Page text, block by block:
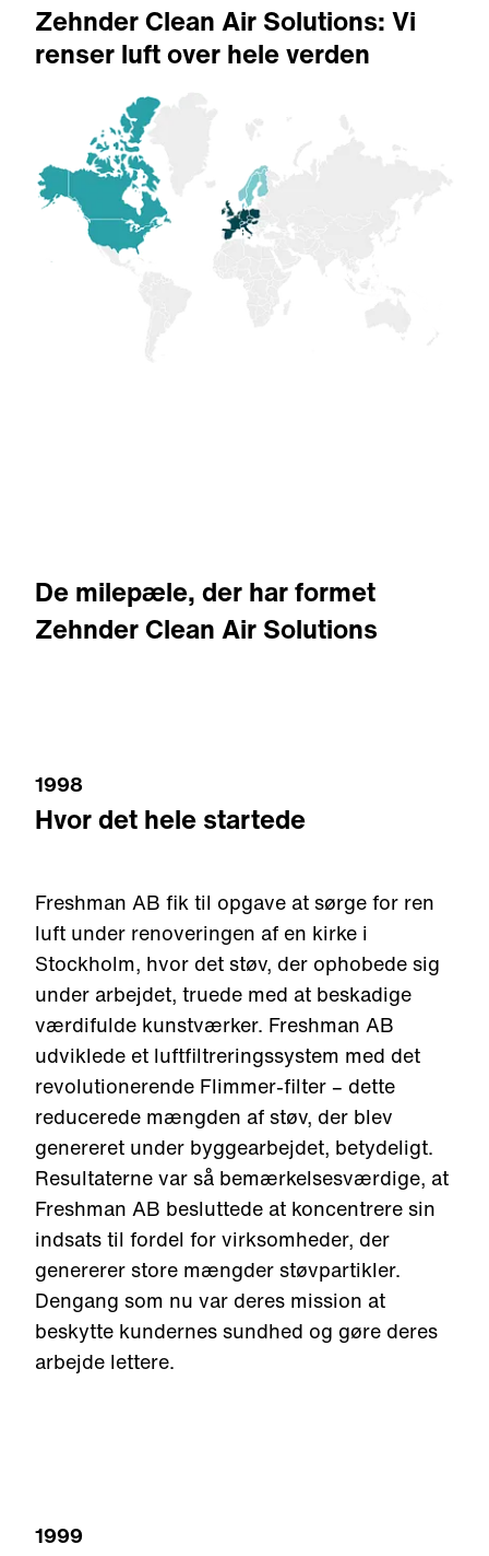
Zehnder Clean Air Solutions: Vi
renser luft over hele verden
De milepæle, der har formet
Zehnder Clean Air Solutions
1998
Hvor det hele startede
Freshman AB fik til opgave at sørge for ren
luft under renoveringen af en kirke i
Stockholm, hvor det støv, der ophobede sig
under arbejdet, truede med at beskadige
værdifulde kunstværker. Freshman AB
udviklede et luftfiltreringssystem med det
revolutionerende Flimmer-filter– dette
reducerede mængden af støv, der blev
genereret under byggearbejdet, betydeligt.
Resultaterne var så bemærkelsesværdige, at
Freshman AB besluttede at koncentrere sin
indsats til fordel for virksomheder, der
genererer store mængderstøvpartikler.
Dengang som nu var deres mission at
beskytte kundernes sundhed og gøre deres
arbejde lettere.
1999